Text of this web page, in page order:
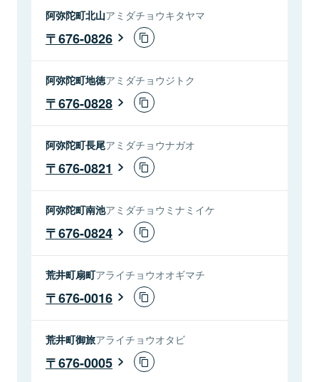
阿弥陀町北山アミダチョウキタヤマ
676-0826
阿弥陀町地徳アミダチョウジトク
676-0828
阿弥陀町長尾アミダチョウナガオ
676-0821
阿弥陀町南池アミダチョウミナミイケ
676-0824
荒井町扇町アライチョウオオギマチ
676-0016
荒井町御旅アライチョウオタビ
676-0005